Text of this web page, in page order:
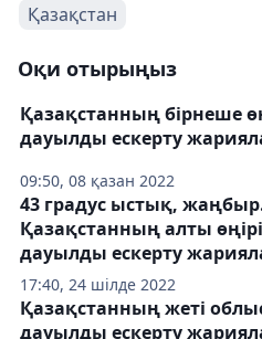
Қазақстан
Оқи отырыңыз
09:50, 08 қазан 2022
Қазақстанның бірнеше
дауылды ескерту
17:40, 24 шілде 2022
43 градус ыстық,
Қазақстанның алты
дауылды ескерту
Қазақстанның жеті
дауылды ескерту